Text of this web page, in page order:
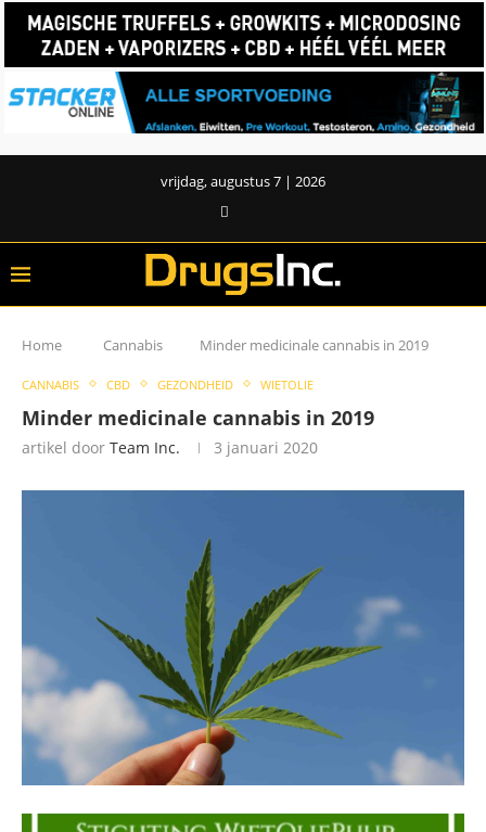
vrijdag, augustus 7 | 2026
Home Cannabis Minder medicinale cannabis in 2019
CANNABIS CBD GEZONDHEID WIETOLIE
Minder medicinale cannabis in 2019
artikel door Team Inc. 3 januari 2020